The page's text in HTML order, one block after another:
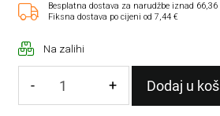
Besplatna dostava za narudžbe iznad 66,36
Fiksna dostava po cijeni od 7,44 €
Na zalihi
- + Dodaj u